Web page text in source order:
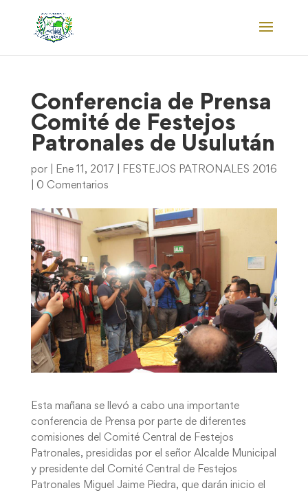
Conferencia de Prensa
Comité de Festejos
Patronales de Usulután
por Ene 11, 2017
FESTEJOS PATRONALES 2016
0 Comentarios
Esta mañana se llevó a cabo una importante
conferencia de Prensa por parte de diferentes
comisiones del Comité Central de Festejos
Patronales, presididas por el señor Alcalde Municipal
y presidente del Comité Central de Festejos
Patronales Miguel Jaime Piedra, que darán inicio el